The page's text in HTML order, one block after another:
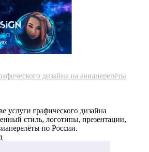
дизайна на авиаперелёты
услуги графического дизайна
стиль, логотипы, презентации,
по России.